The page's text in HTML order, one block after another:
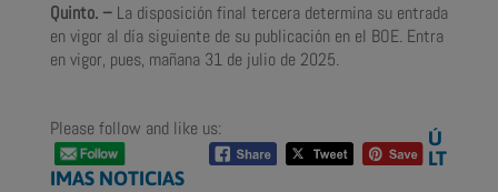
Quinto. – La disposición final tercera determina su entrada
en vigor al día siguiente de su publicación en el BOE. Entra
en vigor, pues, mañana 31 de julio de 2025.
Please follow and like us:
Ú
LT
IMAS NOTICIAS